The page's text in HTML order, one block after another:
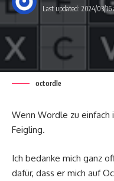
Last updated: 2024/03/16
octordle
Wenn Wordle zu einfach
Feigling.
Ich bedanke mich ganz
dafür, dass er mich auf